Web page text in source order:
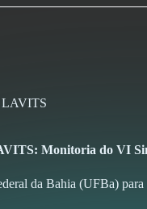
LAVITS
Monitoria do VI
da Bahia (UFBa)